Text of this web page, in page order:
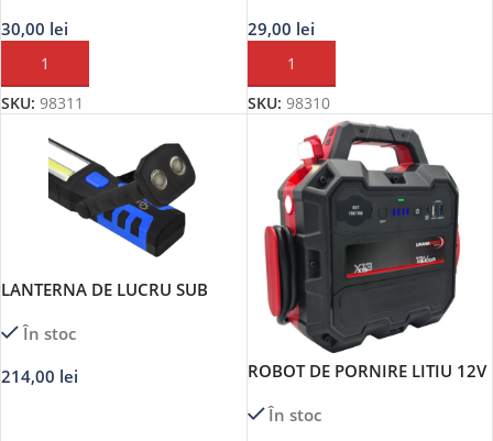
30,00 lei
ADAUGĂ ÎN COȘ
SKU: 98311
29,00 lei
ADAUGĂ ÎN COȘ
SKU: 98310
LANTERNA DE LUCRU SUB
LED MAGNETICA12/230V
În stoc
214,00 lei
ROBOT DE PORNIRE LITIU 12V
LEMANIA ENERGY
În stoc